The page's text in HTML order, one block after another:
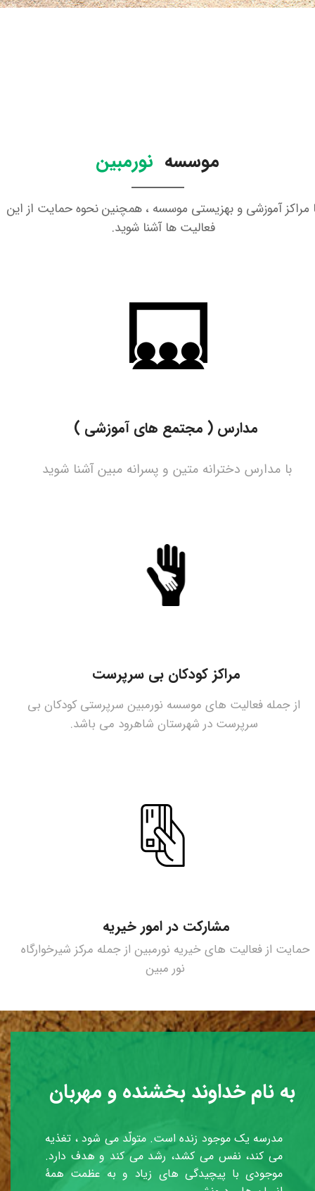
موسسه نورمبین
مراکز آموزشی و بهزیستی موسسه ، همچنین نحوه حمایت از این
فعالیت ها آشنا شوید.
مشارکت در امور خیریه
حمایت از فعالیت های خیریه نورمبین از جمله مرکز شیرخوارگاه
نور مبین
مدارس ( مجتمع های آموزشی )
با مدارس دخترانه متین و پسرانه مبین آشنا شوید
مراکز کودکان بی سرپرست
از جمله فعالیت های موسسه نورمبین سرپرستی کودکان بی
سرپرست در شهرستان شاهرود می باشد.
به نام خداوند بخشنده و مهربان
مدرسه یک موجود زنده است. متولّد می شود ، تغذیه
می کند، نفس می کشد، رشد می کند و هدف دارد.
موجودی با پیچیدگی های زیاد و به عظمت همۀ